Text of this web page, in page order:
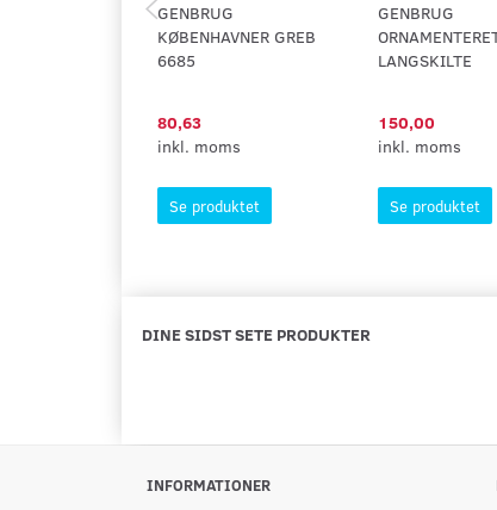
GENBRUG
KØBENHAVNER GREB
6685
80,63
inkl. moms
Se produktet
GENBRUG
LANGSKILTE
150,00
inkl. moms
Se produktet
DINE SIDST SETE PRODUKTER
INFORMATIONER